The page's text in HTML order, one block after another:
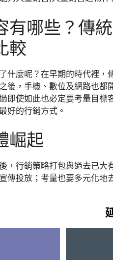
有哪些？傳
較
什麼呢？在早期的時代裡
後，手機、數位及網路也
即使如此也必定要考量目
好的行銷方式。
崛起
，行銷策略打包與過去已大
傳投放；考量也要多元化地